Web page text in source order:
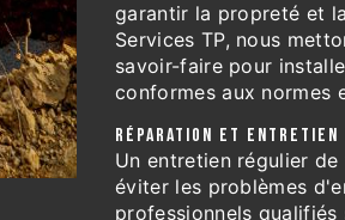
garantir la propreté et
Services TP, nous
savoir-faire pour
conformes aux normes
RÉPARATION ET
Un entretien régulier
éviter les problèmes
professionnels